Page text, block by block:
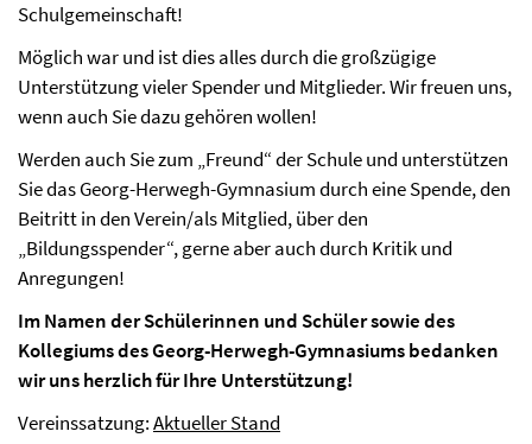
Schulgemeinschaft!
Möglich war und ist dies alles durch die großzügige
Unterstützung vieler Spender und Mitglieder. Wir freuen uns,
wenn auch Sie dazu gehören wollen!
Werden auch Sie zum „Freund“ der Schule und unterstützen
Sie das Georg-Herwegh-Gymnasium durch eine Spende, den
Beitritt in den Verein/als Mitglied, über den
„Bildungsspender“, gerne aber auch durch Kritik und
Anregungen!
Im Namen der Schülerinnen und Schüler sowie des
Kollegiums des Georg-Herwegh-Gymnasiums bedanken
wir uns herzlich für Ihre Unterstützung!
Vereinssatzung:Aktueller Stand